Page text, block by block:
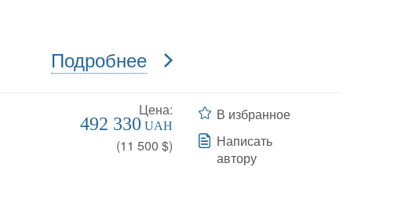
Подробнее
Цена:
492 330 UAH
(11 500 $)
В избранное
Написать
автору